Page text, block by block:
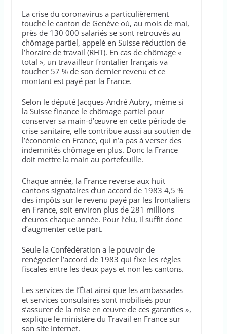
La crise du coronavirus a particulièrement
touché le canton de Genève où, au mois de mai,
près de 130 000 salariés se sont retrouvés au
chômage partiel, appelé en Suisse réduction de
l’horaire de travail (RHT). En cas de chômage «
total », un travailleur frontalier français va
toucher 57 % de son dernier revenu et ce
montant est payé par la France.
Selon le député Jacques-André Aubry, même si
la Suisse finance le chômage partiel pour
conserver sa main-d’œuvre en cette période de
crise sanitaire, elle contribue aussi au soutien de
l’économie en France, qui n’a pas à verser des
indemnités chômage en plus. Donc la France
doit mettre la main au portefeuille.
Chaque année, la France reverse aux huit
cantons signataires d’un accord de 1983 4,5 %
des impôts sur le revenu payé par les frontaliers
en France, soit environ plus de 281 millions
d’euros chaque année. Pour l’élu, il suffit donc
d’augmenter cette part.
Seule la Confédération a le pouvoir de
renégocier l’accord de 1983 qui fixe les règles
fiscales entre les deux pays et non les cantons.
Les services de l’État ainsi que les ambassades
et services consulaires sont mobilisés pour
s’assurer de la mise en œuvre de ces garanties »,
explique le ministère du Travail en France sur
son site Internet.